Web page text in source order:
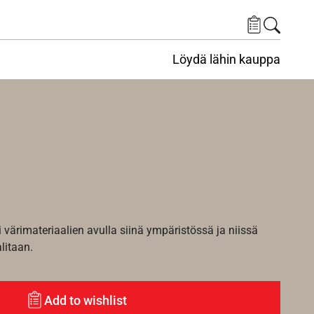
Löydä lähin kauppa
avulla siinä ympäristössä ja niissä
Add to wishlist